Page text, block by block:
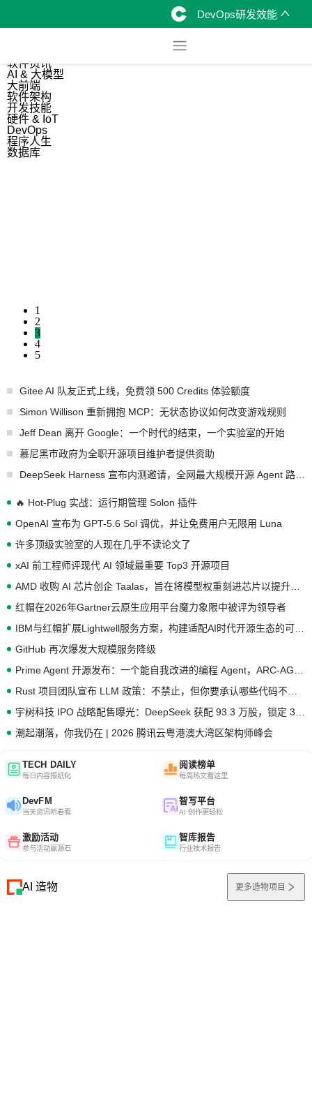
DevOps研发效能
软件资讯
AI & 大模型
大前端
软件架构
开发技能
硬件 & IoT
DevOps
程序人生
数据库
1
2
3
4
5
Gitee AI 队友正式上线，免费领 500 Credits 体验额度
Simon Willison 重新拥抱 MCP：无状态协议如何改变游戏规则
Jeff Dean 离开 Google：一个时代的结束，一个实验室的开始
慕尼黑市政府为全职开源项目维护者提供资助
🔥 Hot-Plug 实战：运行期管理 Solon 插件
OpenAI 宣布为 GPT-5.6 Sol 调优，并让免费用户无限用 Luna
许多顶级实验室的人现在几乎不读论文了
xAI 前工程师评现代 AI 领域最重要 Top3 开源项目
红帽在2026年Gartner云原生应用平台魔力象限中被评为领导者
GitHub 再次爆发大规模服务降级
潮起潮落，你我仍在 | 2026 腾讯云粤港澳大湾区架构师峰会
TECH DAILY
每日内容报纸化
阅读榜单
每周热文看这里
DevFM
当天资讯听着看
智写平台
AI 创作更轻松
激励活动
参与活动赢源石
智库报告
行业技术报告
AI 造物 更多造物项目